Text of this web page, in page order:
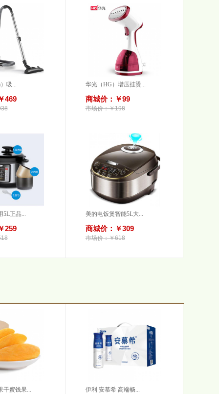
吸...
469
华光（HG）增压挂烫...
商城价：￥99
市场价：￥198
5L正品...
259
美的电饭煲智能5L大...
商城价：￥309
市场价：￥618
干蜜饯果... 伊利 安慕希 高端畅...